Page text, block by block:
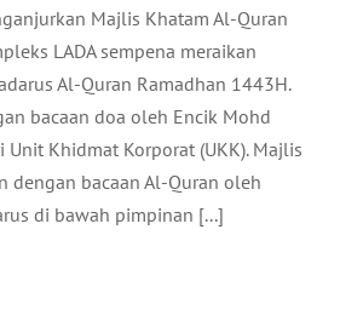
Majlis Khatam Al-Quran
LADA sempena meraikan
Al-Quran Ramadhan 1443H.
bacaan doa oleh Encik Mohd
Khidmat Korporat (UKK). Majlis
dengan bacaan Al-Quran oleh
di bawah pimpinan [...]
BUMI – WEBINAR